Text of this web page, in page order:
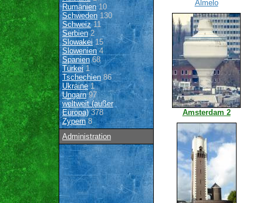
Rumänien10
Schweden 130
Schweiz11
Serbien2
Slowakei15
Slowenien4
Spanien68
Türkei1
Tschechien 86
Ukraine1
Ungarn97
weltweit (außer
Europa)378
Zypern8
Administration
Almelo
Amsterdam 2